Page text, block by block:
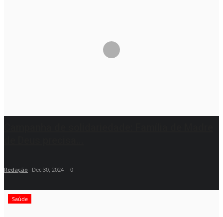
Redação Dec 30, 2024 0
Saúde